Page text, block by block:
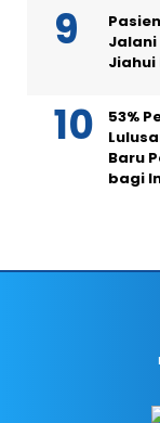
Jalani
53%
Baru
bagi